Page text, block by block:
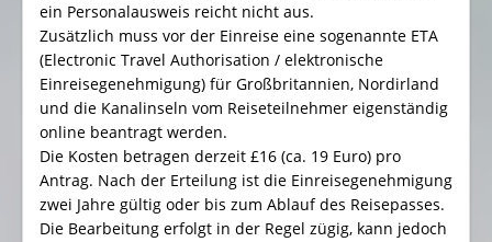
ein Personalausweis reicht nicht aus.
Zusätzlich muss vor der Einreise eine sogenannte ETA
(Electronic Travel Authorisation / elektronische
Einreisegenehmigung) für Großbritannien, Nordirland
und die Kanalinseln vom Reiseteilnehmer eigenständig
online beantragt werden.
Die Kosten betragen derzeit £16 (ca. 19 Euro) pro
Antrag. Nach der Erteilung ist die Einreisegenehmigung
zwei Jahre gültig oder bis zum Ablauf des Reisepasses.
Die Bearbeitung erfolgt in der Regel zügig, kann jedoch